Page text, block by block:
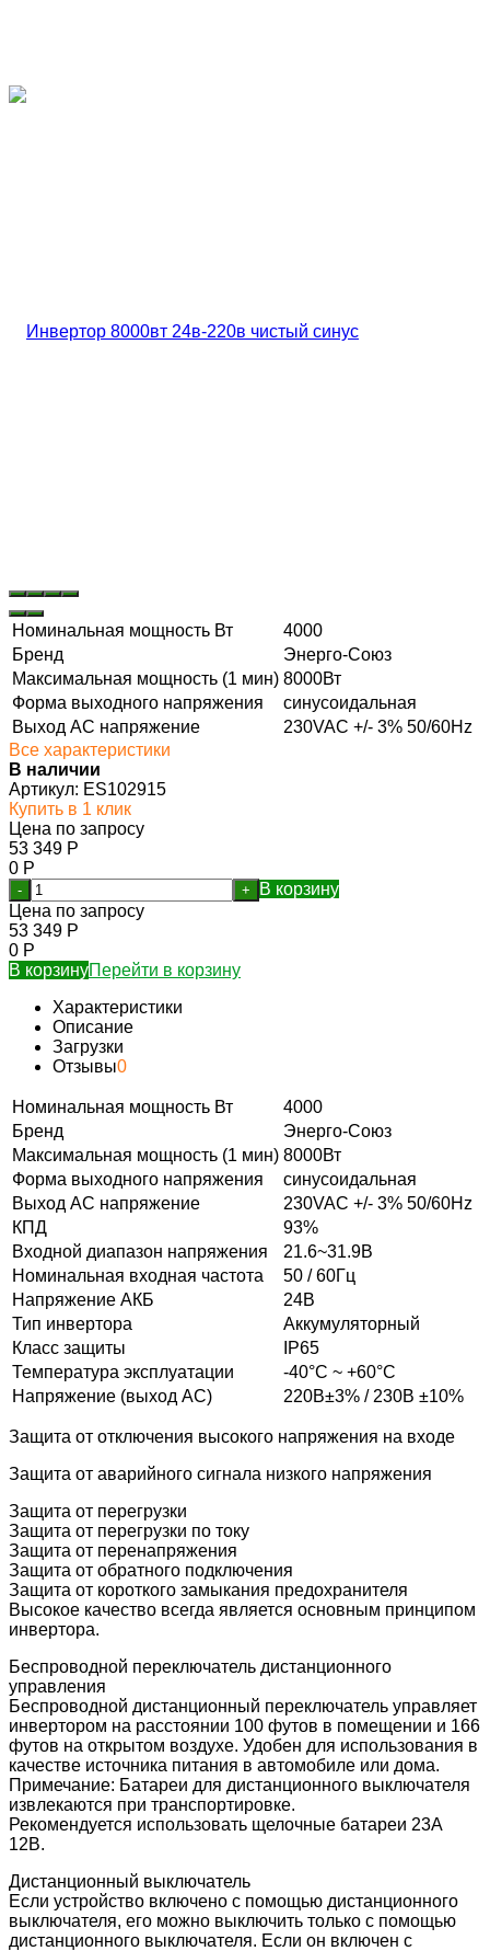
Номинальная мощность Вт
4000
Бренд
Энерго-Союз
Максимальная мощность (1 мин) 8000Вт
Форма выходного напряжения
синусоидальная
Выход АС напряжение
230VAC +/- 3% 50/60Hz
Все характеристики
В наличии
Артикул: ES102915
Купить в 1 клик
Цена по запросу
53 349 Р
0 Р
- +
В корзину
Цена по запросу
53 349 Р
0 Р
В корзинуПерейти в корзину
Характеристики
Описание
Загрузки
Отзывы0
Номинальная мощность Вт
4000
Бренд
Энерго-Союз
Максимальная мощность (1 мин) 8000Вт
Форма выходного напряжения
синусоидальная
Выход АС напряжение
230VAC +/- 3% 50/60Hz
КПД
93%
Входной диапазон напряжения
21.6~31.9В
Номинальная входная частота
50 / 60Гц
Напряжение АКБ
24В
Тип инвертора
Аккумуляторный
Класс защиты
IP65
Температура эксплуатации
-40°C ~ +60°C
Напряжение (выход АС)
220В±3% / 230В ±10%
Защита от отключения высокого напряжения на входе
Защита от аварийного сигнала низкого напряжения
Защита от перегрузки
Защита от перегрузки по току
Защита от перенапряжения
Защита от обратного подключения
Защита от короткого замыкания предохранителя
Высокое качество всегда является основным принципом
инвертора.
Беспроводной переключатель дистанционного
управления
Беспроводной дистанционный переключатель управляет
инвертором на расстоянии 100 футов в помещении и 166
футов на открытом воздухе. Удобен для использования в
качестве источника питания в автомобиле или дома.
Примечание: Батареи для дистанционного выключателя
извлекаются при транспортировке.
Рекомендуется использовать щелочные батареи 23A
12В.
Дистанционный выключатель
Если устройство включено с помощью дистанционного
выключателя, его можно выключить только с помощью
дистанционного выключателя. Если он включен с